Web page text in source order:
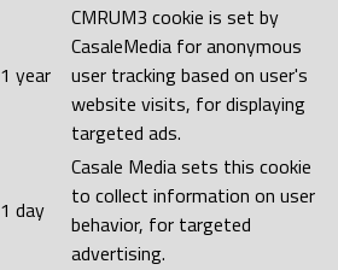
1 year
CMRUM3 cookie is set by
CasaleMedia for anonymous
user tracking based on user's
website visits, for displaying
targeted ads.
1 day
Casale Media sets this cookie
to collect information on user
behavior, for targeted
advertising.